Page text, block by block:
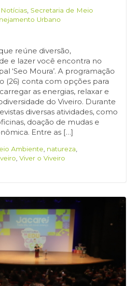
Notícias Secretaria de Meio
Urbano
reúne diversão,
e lazer você encontra no
‘Seo Moura’. A programação
(26) conta com opções para
as energias, relaxar e
do Viveiro. Durante
diversas atividades, como
doação de mudas e
Entre as […]
Ambiente natureza
Viver o Viveiro